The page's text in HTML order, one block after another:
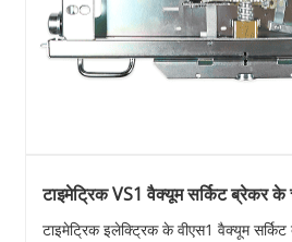
टाइमेट्रिक VS1 वैक्यूम सर्किट ब्रेकर
इंटरलॉकिंग का विश्लेषण
टाइमेट्रिक इलेक्ट्रिक के वीएस1 वैक्यूम